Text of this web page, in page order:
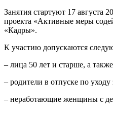
Занятия стартуют 17 августа
проекта «Активные меры
«Кадры».
К участию допускаются
– лица 50 лет и старше, а
– родители в отпуске по уходу
– неработающие женщины с